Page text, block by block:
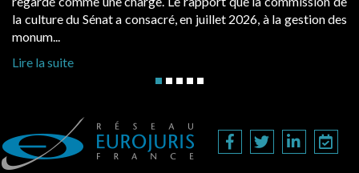
en juillet 2026, à la gestion desd’occupation. Saisies par des